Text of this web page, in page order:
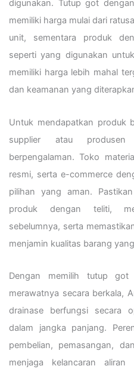
digunakan. Tutup got
memiliki harga mulai dari
unit, sementara produk
seperti yang digunakan
memiliki harga lebih mahal
dan keamanan yang
Untuk mendapatkan produk
supplier atau
berpengalaman. Toko
resmi, serta e-commerce
pilihan yang aman.
produk dengan teliti,
sebelumnya, serta
menjamin kualitas barang
Dengan memilih tutup
merawatnya secara berkala,
drainase berfungsi secara
dalam jangka panjang.
pembelian, pemasangan,
menjaga kelancaran